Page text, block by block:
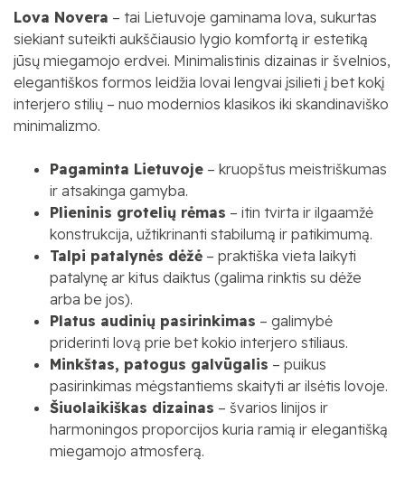
Lova Novera – tai Lietuvoje gaminama lova, sukurtas
siekiant suteikti aukščiausio lygio komfortą ir estetiką
jūsų miegamojo erdvei. Minimalistinis dizainas ir švelnios,
elegantiškos formos leidžia lovai lengvai įsilieti į bet kokį
interjero stilių – nuo modernios klasikos iki skandinaviško
minimalizmo.
Pagaminta Lietuvoje – kruopštus meistriškumas
ir atsakinga gamyba.
Plieninis grotelių rėmas – itin tvirta ir ilgaamžė
konstrukcija, užtikrinanti stabilumą ir patikimumą.
Talpi patalynės dėžė – praktiška vieta laikyti
patalynę ar kitus daiktus (galima rinktis su dėže
arba be jos).
Platus audinių pasirinkimas – galimybė
priderinti lovą prie bet kokio interjero stiliaus.
Minkštas, patogus galvūgalis – puikus
pasirinkimas mėgstantiems skaityti ar ilsėtis lovoje.
Šiuolaikiškas dizainas – švarios linijos ir
harmoningos proporcijos kuria ramią ir elegantišką
miegamojo atmosferą.